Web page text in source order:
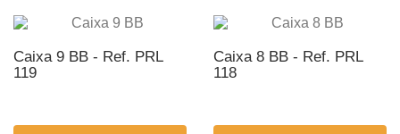
Caixa 9 BB - Ref. PRL
119
Caixa 8 BB - Ref. PRL
118